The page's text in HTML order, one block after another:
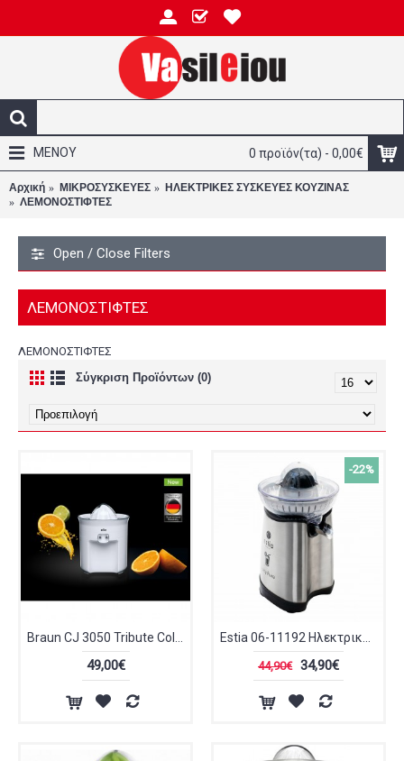
0 προϊόν(τα) - 0,00€
ΜΕΝΟΥ
Αρχική ΜΙΚΡΟΣΥΣΚΕΥΕΣ
ΗΛΕΚΤΡΙΚΕΣ ΣΥΣΚΕΥΕΣ ΚΟΥΖΙΝΑΣ
ΛΕΜΟΝΟΣΤΙΦΤΕΣ
Open / Close Filters
ΛΕΜΟΝΟΣΤΙΦΤΕΣ
ΛΕΜΟΝΟΣΤΙΦΤΕΣ
Σύγκριση Προϊόντων (0)
49,00€
-22%
44,90€ 34,90€